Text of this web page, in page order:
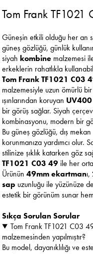
Tom Frank
Güneşin etkili olduğu her an
güneş gözlüğü, günlük
siyah kombine malzemesi
erkeklerin rahatlıkla
Tom Frank TF1021 C03
malzemesiyle uzun ömürlü
ışınlarından koruyan UV400
bir görüş sağlar. Siyah
kombinasyonu, modern bir
Bu güneş gözlüğü, dış
korunmanıza yardımcı olur.
stilinize şıklık katarken göz
TF1021 C03 49 ile her
Ürünün49mm ekartmanı,
sap uzunluğu ile yüzünüze
estetik bir görünüm sunar
Sıkça Sorulan Sorular
Tom Frank TF1021 C03
malzemesinden yapılmıştır?
Bu model, dayanıklılığı ve